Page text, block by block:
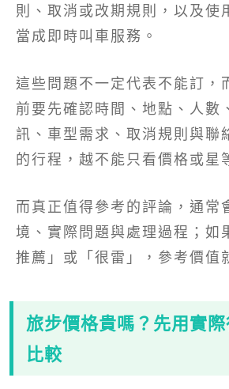
則、取消或改期規則，以及使
當成即時叫車服務。
這些問題不一定代表不能訂，
前要先確認時間、地點、人數
訊、車型需求、取消規則與聯
的行程，越不能只看價格或星
而真正值得參考的評論，通常
境、實際問題與處理過程；如
推薦」或「很雷」，參考價值
旅步價格貴嗎？先用實
比較